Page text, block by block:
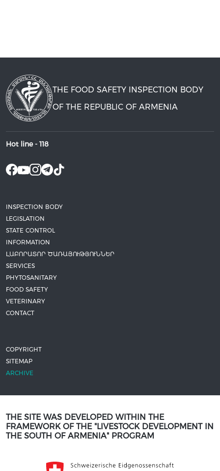
THE FOOD SAFETY INSPECTION BODY
OF THE REPUBLIC OF ARMENIA
Hot line - 118
INSPECTION BODY
LEGISLATION
STATE CONTROL
INFORMATION
ԼԱԲՈՐԱՏՈՐ ԾԱՌԱՅՈՒԹՅՈՒՆՆԵՐ
SERVICES
PHYTOSANITARY
FOOD SAFETY
VETERINARY
CONTACT
COPYRIGHT
SITEMAP
ARCHIVE
THE SITE WAS DEVELOPED WITHIN THE
FRAMEWORK OF THE "LIVESTOCK DEVELOPMENT IN
THE SOUTH OF ARMENIA" PROGRAM